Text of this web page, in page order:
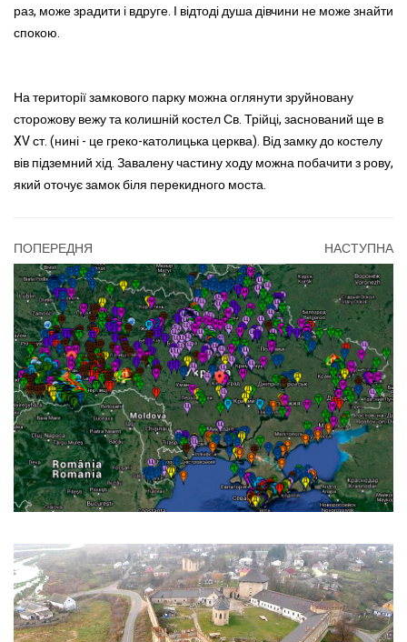
раз, може зрадити і вдруге. І відтоді душа дівчини не може знайти
спокою.
На території замкового парку можна оглянути зруйновану
сторожову вежу та колишній костел Св. Трійці, заснований ще в
XV ст. (нині - це греко-католицька церква). Від замку до костелу
вів підземний хід. Завалену частину ходу можна побачити з рову,
який оточує замок біля перекидного моста.
ПОПЕРЕДНЯ НАСТУПНА